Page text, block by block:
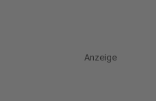
Anzeige